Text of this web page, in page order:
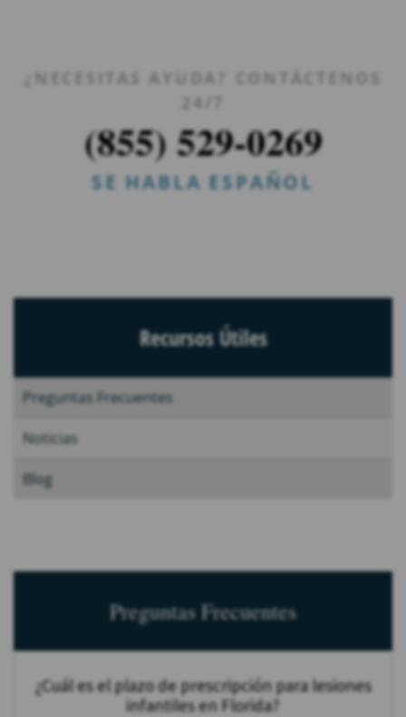
¿NECESITAS AYUDA? CONTÁCTENOS
24/7
(855) 529-0269
SE HABLA ESPAÑOL
Recursos Útiles
Preguntas Frecuentes
Noticias
Blog
Preguntas Frecuentes
¿Cuál es el plazo de prescripción para lesiones
infantiles en Florida?